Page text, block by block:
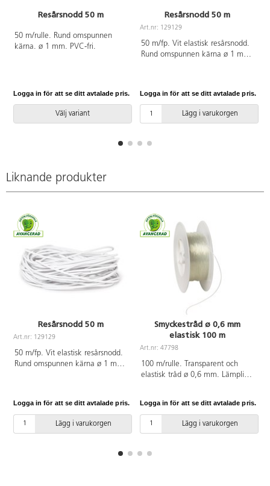
Resårsnodd 50 m
50 m/rulle. Rund omspunnen
kärna. ø 1 mm. PVC-fri.
Logga in för att se ditt avtalade pris.
Välj variant
Resårsnodd 50 m
Art.nr: 129129
50 m/fp. Vit elastisk resårsnodd.
Rund omspunnen kärna ø 1 mm.
Logga in för att se ditt avtalade pris.
Lägg i varukorgen
Liknande produkter
Resårsnodd 50 m
Art.nr: 129129
50 m/fp. Vit elastisk resårsnodd.
Rund omspunnen kärna ø 1 mm.
Logga in för att se ditt avtalade pris.
Lägg i varukorgen
Smyckestråd ø 0,6 mm
elastisk 100 m
Art.nr: 47798
100 m/rulle. Transparent och
elastisk tråd ø 0,6 mm. Lämplig
PVC-fri.
Logga in för att se ditt avtalade pris.
Lägg i varukorgen